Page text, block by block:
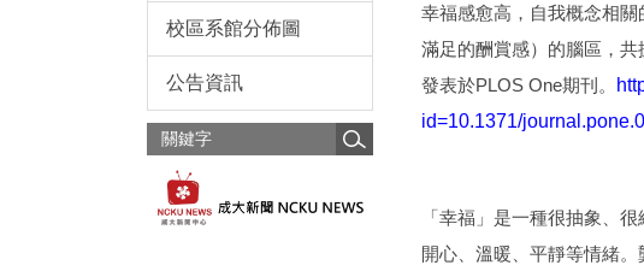
校區系館分佈圖
公告資訊
幸福感愈高，自我概念相關
滿足的酬賞感）的腦區，共
發表於PLOS One期刊。
id=10.1371/
「幸福」是一種很抽象、
開心、溫暖、平靜等情緒